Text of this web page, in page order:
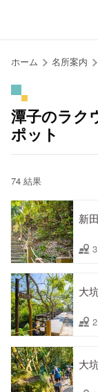
ホーム 名所案内
潭子のラク
ポット
74 結果
新
大
大